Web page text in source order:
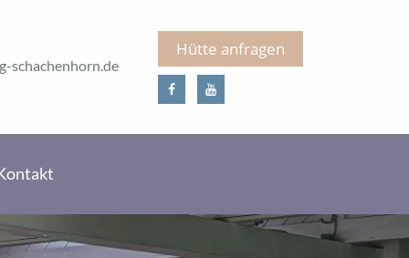
schachenhorn.de
Hütte anfragen